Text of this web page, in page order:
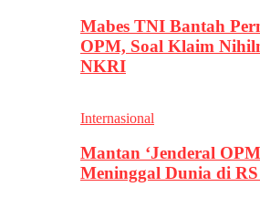
Mabes TNI Bantah
OPM, Soal Klaim
NKRI
Internasional
Mantan ‘Jenderal
Meninggal Dunia di